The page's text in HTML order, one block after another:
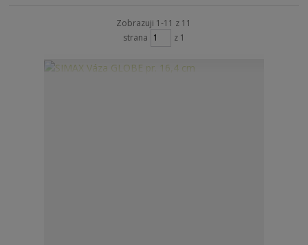
Zobrazuji 1-11 z 11
strana
z 1